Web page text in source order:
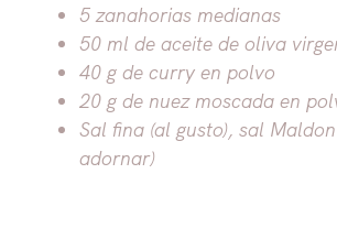
5 zanahorias medianas
50 ml de aceite de oliva
40 g de curry en polvo
20 g de nuez moscada en
Sal fina (al gusto), sal
adornar)